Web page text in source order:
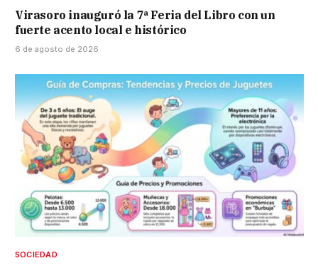
Virasoro inauguró la 7ª Feria del Libro con un
fuerte acento local e histórico
6 de agosto de 2026
SOCIEDAD